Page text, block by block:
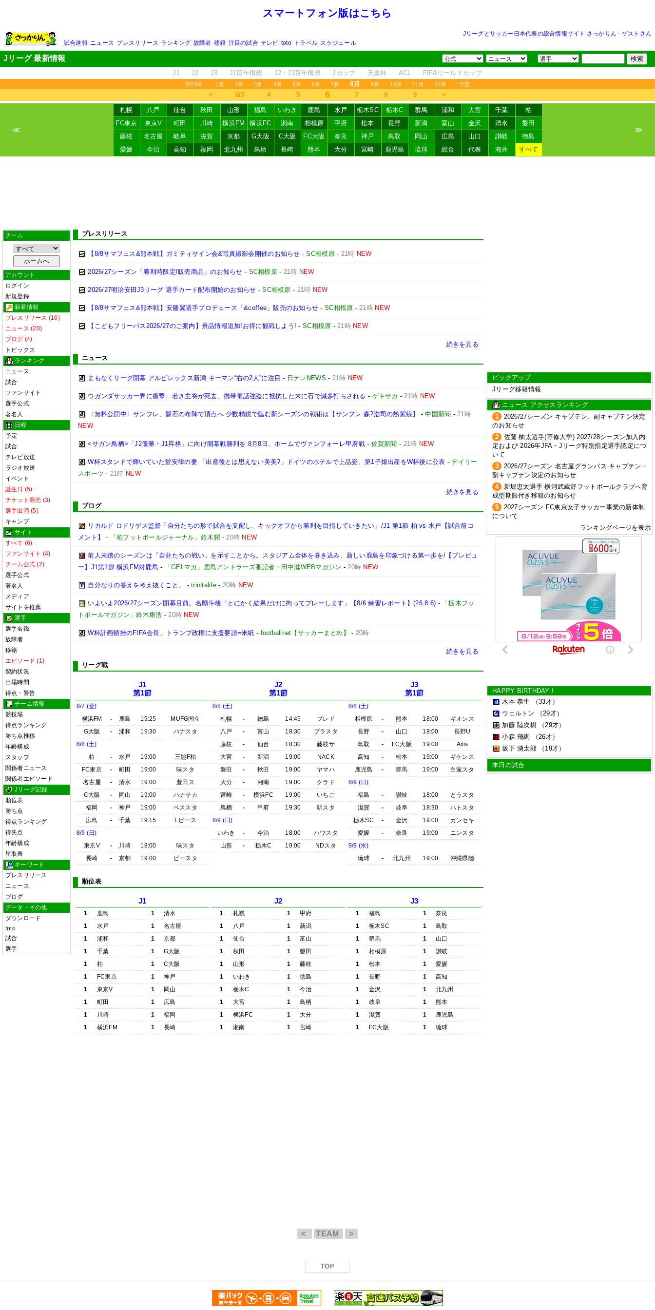
スマートフォン版はこちら
Jリーグとサッカー日本代表の総合情報サイト さっかりん - ゲストさん
試合速報 ニュース プレスリリース ランキング 故障者 移籍 注目の試合 テレビ toto トラベル スケジュール
Jリーグ 最新情報
J1 J2 J3 J1百年構想 J2・J3百年構想 Jカップ 天皇杯 ACL FIFAワールドカップ
2026年 1月 2月 3月 4月 5月 6月 7月 8月 9月 10月 11月 12月 予定
＜ 8/3 4 5 6 7 8 9 ＞
≪
札幌 八戸 仙台 秋田 山形 福島 いわき 鹿島 水戸 栃木SC 栃木C 群馬 浦和 大宮 千葉
柏
FC東京
東京V 町田 川崎 横浜FM 横浜FC 湘南 相模原 甲府 松本 長野 新潟 富山 金沢 清水
磐田
藤枝
名古屋 岐阜 滋賀 京都 G大阪 C大阪 FC大阪 奈良 神戸 鳥取 岡山 広島 山口 讃岐
徳島
愛媛
今治 高知 福岡 北九州 鳥栖 長崎 熊本 大分 宮崎 鹿児島 琉球 総合 代表 海外 すべて
≫
チーム
アカウント
ログイン
新規登録
新着情報
プレスリリース (16)
ニュース (20)
ブログ (4)
トピックス
ランキング
ニュース
試合
ファンサイト
選手公式
著名人
日程
予定
試合
テレビ放送
ラジオ放送
イベント
誕生日 (5)
チケット発売 (3)
選手出演 (5)
キャンプ
サイト
すべて (6)
ファンサイト (4)
チーム公式 (2)
選手公式
著名人
メディア
サイトを推薦
選手
選手名鑑
故障者
移籍
エピソード (1)
契約状況
出場時間
得点・警告
チーム情報
競技場
得点ランキング
勝ち点推移
年齢構成
スタッフ
関係者ニュース
関係者エピソード
Jリーグ記録
順位表
勝ち点
得点ランキング
得失点
年齢構成
星取表
キーワード
プレスリリース
ニュース
ブログ
データ・その他
ダウンロード
toto
試合
選手
プレスリリース
【8/8サマフェス&熊本戦】ガミティサイン会&写真撮影会開催のお知らせ -SC相模原- 21時 NEW
2026/27シーズン「勝利時限定!販売商品」のお知らせ - SC相模原- 21時 NEW
2026/27明治安田J3リーグ 選手カード配布開始のお知らせ -SC相模原 - 21時 NEW
【8/8サマフェス&熊本戦】安藤翼選手プロデュース「&coffee」販売のお知らせ -SC相模原 -21時 NEW
【こどもフリーパス2026/27のご案内】景品情報追加!お得に観戦しよう! - SC相模原 -21時 NEW
続きを見る
ニュース
まもなくリーグ開幕 アルビレックス新潟 キーマン“右の2人”に注目 - 日テレNEWS - 21時 NEW
ウガンダサッカー界に衝撃…若き主将が死去、携帯電話強盗に抵抗した末に石で滅多打ちされる - ゲキサカ -21時 NEW
〈無料公開中〉サンフレ、盤石の布陣で頂点へ 少数精鋭で臨む新シーズンの戦術は【サンフレ 森?浩司の熱紫線】 -中国新聞 -21時
NEW
<サガン鳥栖>「J2優勝・J1昇格」に向け開幕戦勝利を 8月8日、ホームでヴァンフォーレ甲府戦- 佐賀新聞 - 21時 NEW
W杯スタンドで輝いていた堂安律の妻 「出産後とは思えない美美?」ドイツのホテルで上品姿、第1子娘出産をW杯後に公表 -デイリー
スポーツ - 21時 NEW
続きを見る
ブログ
リカルド ロドリゲス監督「自分たちの形で試合を支配し、キックオフから勝利を目指していきたい」/J1 第1節 柏 vs 水戸【試合前コ
メント】
- 「柏フットボールジャーナル」鈴木潤 -20時 NEW
前人未踏のシーズンは「自分たちの戦い」を示すことから。スタジアム全体を巻き込み、新しい鹿島を印象づける第一歩を/【プレビュ
ー】J1第1節 横浜FM対鹿島 - 「GELマガ」鹿島アントラーズ番記者・田中滋WEBマガジン -20時 NEW
自分なりの答えを考え抜くこと。 -trinitalife - 20時 NEW
いよいよ2026/27シーズン開幕目前。名願斗哉「とにかく結果だけに拘ってプレーします」【8/6 練習レポート】(26.8.6) -
「栃木フッ
トボールマガジン」鈴木康浩 -20時 NEW
W杯計画頓挫のFIFA会長、トランプ政権に支援要請=米紙 - footballnet【サッカーまとめ】 - 20時
続きを見る
リーグ戦
J1
第1節
8/7 (金)
横浜FM
- 鹿島 19:25
MUFG国立
G大阪
- 浦和 19:30
パナスタ
8/8 (土)
柏
- 水戸 19:00
三協F柏
FC東京
- 町田 19:00
味スタ
名古屋
- 清水 19:00
豊田ス
C大阪
- 岡山 19:00
ハナサカ
福岡
- 神戸 19:00
ベススタ
広島
- 千葉 19:15
Eピース
8/9 (日)
東京V
- 川崎 18:00
味スタ
長崎
- 京都 19:00 ピースタ
J2
第1節
8/8 (土)
札幌
- 徳島 14:45
プレド
八戸
- 富山 18:30
プラスタ
藤枝
- 仙台 18:30
藤枝サ
大宮
- 新潟 19:00
NACK
磐田
- 秋田 19:00
ヤマハ
大分
- 湘南 19:00
クラド
宮崎
- 横浜FC 19:00
いちご
鳥栖
- 甲府 19:30
駅スタ
8/9 (日)
いわき
- 今治 18:00
ハワスタ
山形
- 栃木C 19:00 NDスタ
J3
第1節
8/8 (土)
相模原
- 熊本 18:00
ギオンス
長野
- 山口 18:00
長野U
鳥取
- FC大阪 19:00
Axis
高知
- 松本 19:00
ギケンス
鹿児島
- 群馬 19:00
白波スタ
8/9 (日)
福島
- 讃岐 18:00
とうスタ
滋賀
- 岐阜 18:30
ハトスタ
栃木SC
- 金沢 19:00
カンセキ
愛媛
- 奈良 19:00
ニンスタ
9/9 (水)
琉球
- 北九州 19:00 沖縄県陸
順位表
J1
1 鹿島 1
清水
1
水戸 1
名古屋
1
浦和 1
京都
1
千葉 1
G大阪
1
柏 1
C大阪
1
FC東京 1
神戸
1
東京V 1
岡山
1
町田 1
広島
1
川崎 1
福岡
1
横浜FM 1 長崎
J2
1 札幌 1
甲府
1
八戸 1
新潟
1
仙台 1
富山
1
秋田 1
磐田
1
山形 1
藤枝
1
いわき 1
徳島
1
栃木C 1
今治
1
大宮 1
鳥栖
1
横浜FC 1
大分
1
湘南 1 宮崎
J3
1 福島 1
奈良
1
栃木SC 1
鳥取
1
群馬 1
山口
1
相模原 1
讃岐
1
松本 1
愛媛
1
長野 1
高知
1
金沢 1
北九州
1
岐阜 1
熊本
1
滋賀 1
鹿児島
1
FC大阪 1 琉球
ピックアップ
Jリーグ移籍情報
ニュース アクセスランキング
1
2026/27シーズン キャプテン、副キャプテン決定
のお知らせ
2
佐藤 柚太選手(専修大学) 2027/28シーズン加入内
定および 2026年JFA・Jリーグ特別指定選手認定につ
いて
3
2026/27シーズン 名古屋グランパス キャプテン・
副キャプテン決定のお知らせ
4
新堀恵太選手 横河武蔵野フットボールクラブへ育
成型期限付き移籍のお知らせ
5
2027シーズン FC東京女子サッカー事業の新体制
について
ランキングページを表示
HAPPY BIRTHDAY !
木本 恭生
（33才）
ウェルトン
（29才）
加藤 陸次樹
（29才）
小森 飛絢
（26才）
坂下 湧太郎
（19才）
本日の試合
< TEAM >
TOP